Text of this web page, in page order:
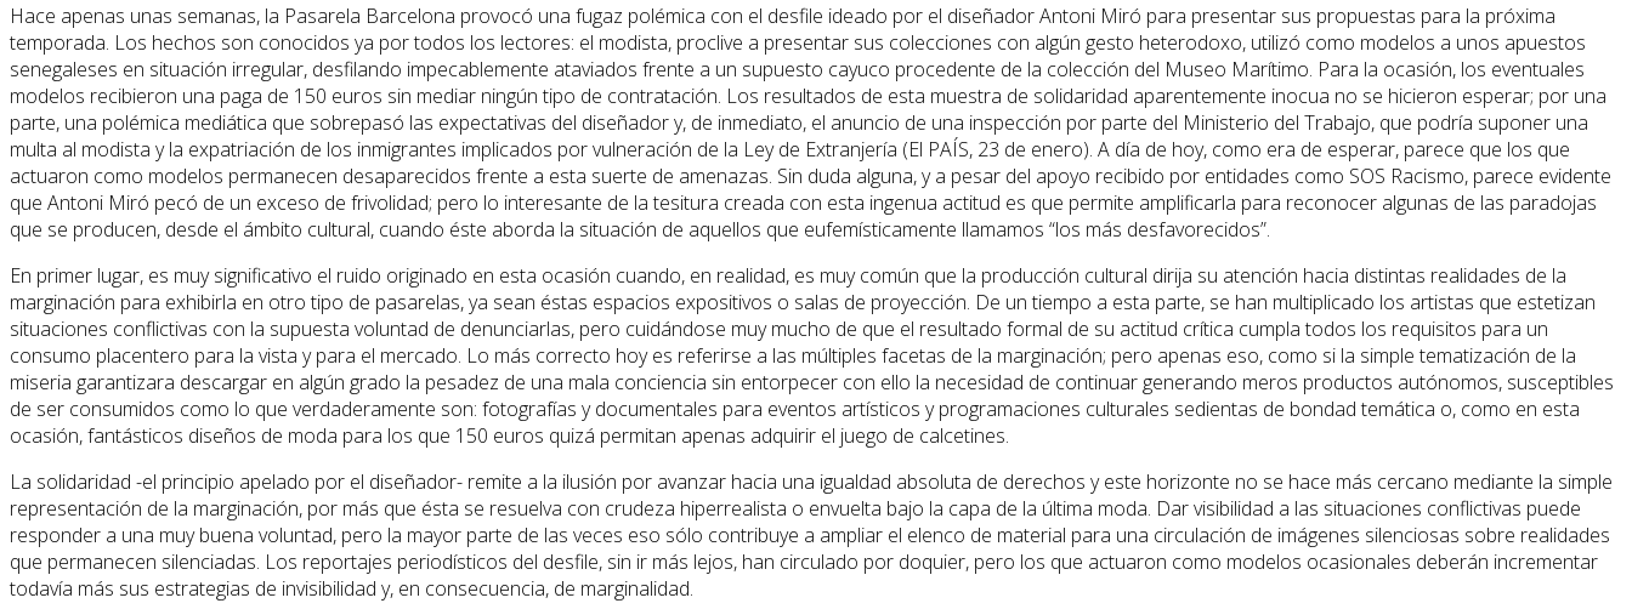
Hace apenas unas semanas, la Pasarela Barcelona provocó una fugaz polémica con el desfile ideado por el diseñador Antoni Miró para presentar sus propuestas para la próxima
temporada. Los hechos son conocidos ya por todos los lectores: el modista, proclive a presentar sus colecciones con algún gesto heterodoxo, utilizó como modelos a unos apuestos
senegaleses en situación irregular, desfilando impecablemente ataviados frente a un supuesto cayuco procedente de la colección del Museo Marítimo. Para la ocasión, los eventuales
modelos recibieron una paga de 150 euros sin mediar ningún tipo de contratación. Los resultados de esta muestra de solidaridad aparentemente inocua no se hicieron esperar; por una
parte, una polémica mediática que sobrepasó las expectativas del diseñador y, de inmediato, el anuncio de una inspección por parte del Ministerio del Trabajo, que podría suponer una
multa al modista y la expatriación de los inmigrantes implicados por vulneración de la Ley de Extranjería (El PAÍS, 23 de enero). A día de hoy, como era de esperar, parece que los que
actuaron como modelos permanecen desaparecidos frente a esta suerte de amenazas. Sin duda alguna, y a pesar del apoyo recibido por entidades como SOS Racismo, parece evidente
que Antoni Miró pecó de un exceso de frivolidad; pero lo interesante de la tesitura creada con esta ingenua actitud es que permite amplificarla para reconocer algunas de las paradojas
que se producen, desde el ámbito cultural, cuando éste aborda la situación de aquellos que eufemísticamente llamamos “los más desfavorecidos”.
En primer lugar, es muy significativo el ruido originado en esta ocasión cuando, en realidad, es muy común que la producción cultural dirija su atención hacia distintas realidades de la
marginación para exhibirla en otro tipo de pasarelas, ya sean éstas espacios expositivos o salas de proyección. De un tiempo a esta parte, se han multiplicado los artistas que estetizan
situaciones conflictivas con la supuesta voluntad de denunciarlas, pero cuidándose muy mucho de que el resultado formal de su actitud crítica cumpla todos los requisitos para un
consumo placentero para la vista y para el mercado. Lo más correcto hoy es referirse a las múltiples facetas de la marginación; pero apenas eso, como si la simple tematización de la
miseria garantizara descargar en algún grado la pesadez de una mala conciencia sin entorpecer con ello la necesidad de continuar generando meros productos autónomos, susceptibles
de ser consumidos como lo que verdaderamente son: fotografías y documentales para eventos artísticos y programaciones culturales sedientas de bondad temática o, como en esta
ocasión, fantásticos diseños de moda para los que 150 euros quizá permitan apenas adquirir el juego de calcetines.
La solidaridad -el principio apelado por el diseñador- remite a la ilusión por avanzar hacia una igualdad absoluta de derechos y este horizonte no se hace más cercano mediante la simple
representación de la marginación, por más que ésta se resuelva con crudeza hiperrealista o envuelta bajo la capa de la última moda. Dar visibilidad a las situaciones conflictivas puede
responder a una muy buena voluntad, pero la mayor parte de las veces eso sólo contribuye a ampliar el elenco de material para una circulación de imágenes silenciosas sobre realidades
que permanecen silenciadas. Los reportajes periodísticos del desfile, sin ir más lejos, han circulado por doquier, pero los que actuaron como modelos ocasionales deberán incrementar
todavía más sus estrategias de invisibilidad y, en consecuencia, de marginalidad.